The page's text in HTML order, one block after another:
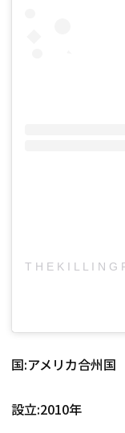
国:アメリカ合州国
設立:2010年